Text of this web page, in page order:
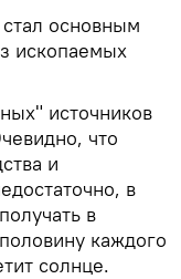
основным
ископаемых
источников
что
и
в
в
каждого
солнце.